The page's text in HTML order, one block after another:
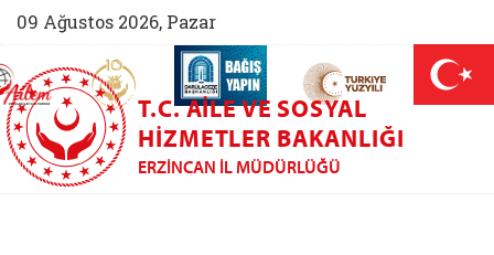
09 Ağustos 2026, Pazar
(yeni sekmede açılır)
AİLEM İletişim Merkezi (yeni sekmede açılır)
Aile ve Nüfus On Yılı (yeni sekmede açılır)
Darülaceze bağış sayfası (yeni
T.C. AILE VE SOSYAL
HIZMETLER BAKANLIĞI
ERZINCAN İL MÜDÜRLÜĞÜ